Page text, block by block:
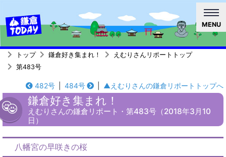
MENU
トップ 鎌倉好き集まれ！
えむりさんリポートトップ
第483号
482号 484号 ▲えむりさんの鎌倉リポートトップへ
鎌倉好き集まれ！
えむりさんの鎌倉リポート・第483号（2018年3月10
日）
八幡宮の早咲きの桜